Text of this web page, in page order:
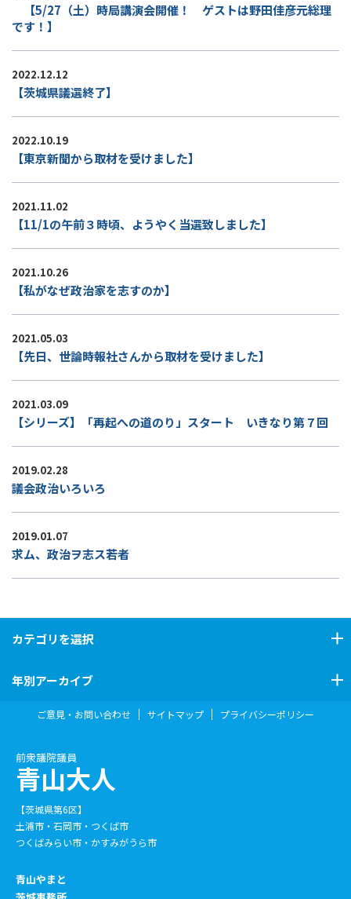
【5/27（土）時局講演会開催！ ゲストは野田佳彦元総理
です！】
2022.12.12
【茨城県議選終了】
2022.10.19
【東京新聞から取材を受けました】
2021.11.02
【11/1の午前３時頃、ようやく当選致しました】
2021.10.26
【私がなぜ政治家を志すのか】
2021.05.03
【先日、世論時報社さんから取材を受けました】
2021.03.09
【シリーズ】「再起への道のり」スタート いきなり第７回
2019.02.28
議会政治いろいろ
2019.01.07
求ム、政治ヲ志ス若者
カテゴリを選択
年別アーカイブ
前衆議院議員
青山大人
【茨城県第6区】
土浦市・石岡市・つくば市
つくばみらい市・かすみがうら市
青山やまと
ご意見・お問い合わせ サイトマップ プライバシーポリシー